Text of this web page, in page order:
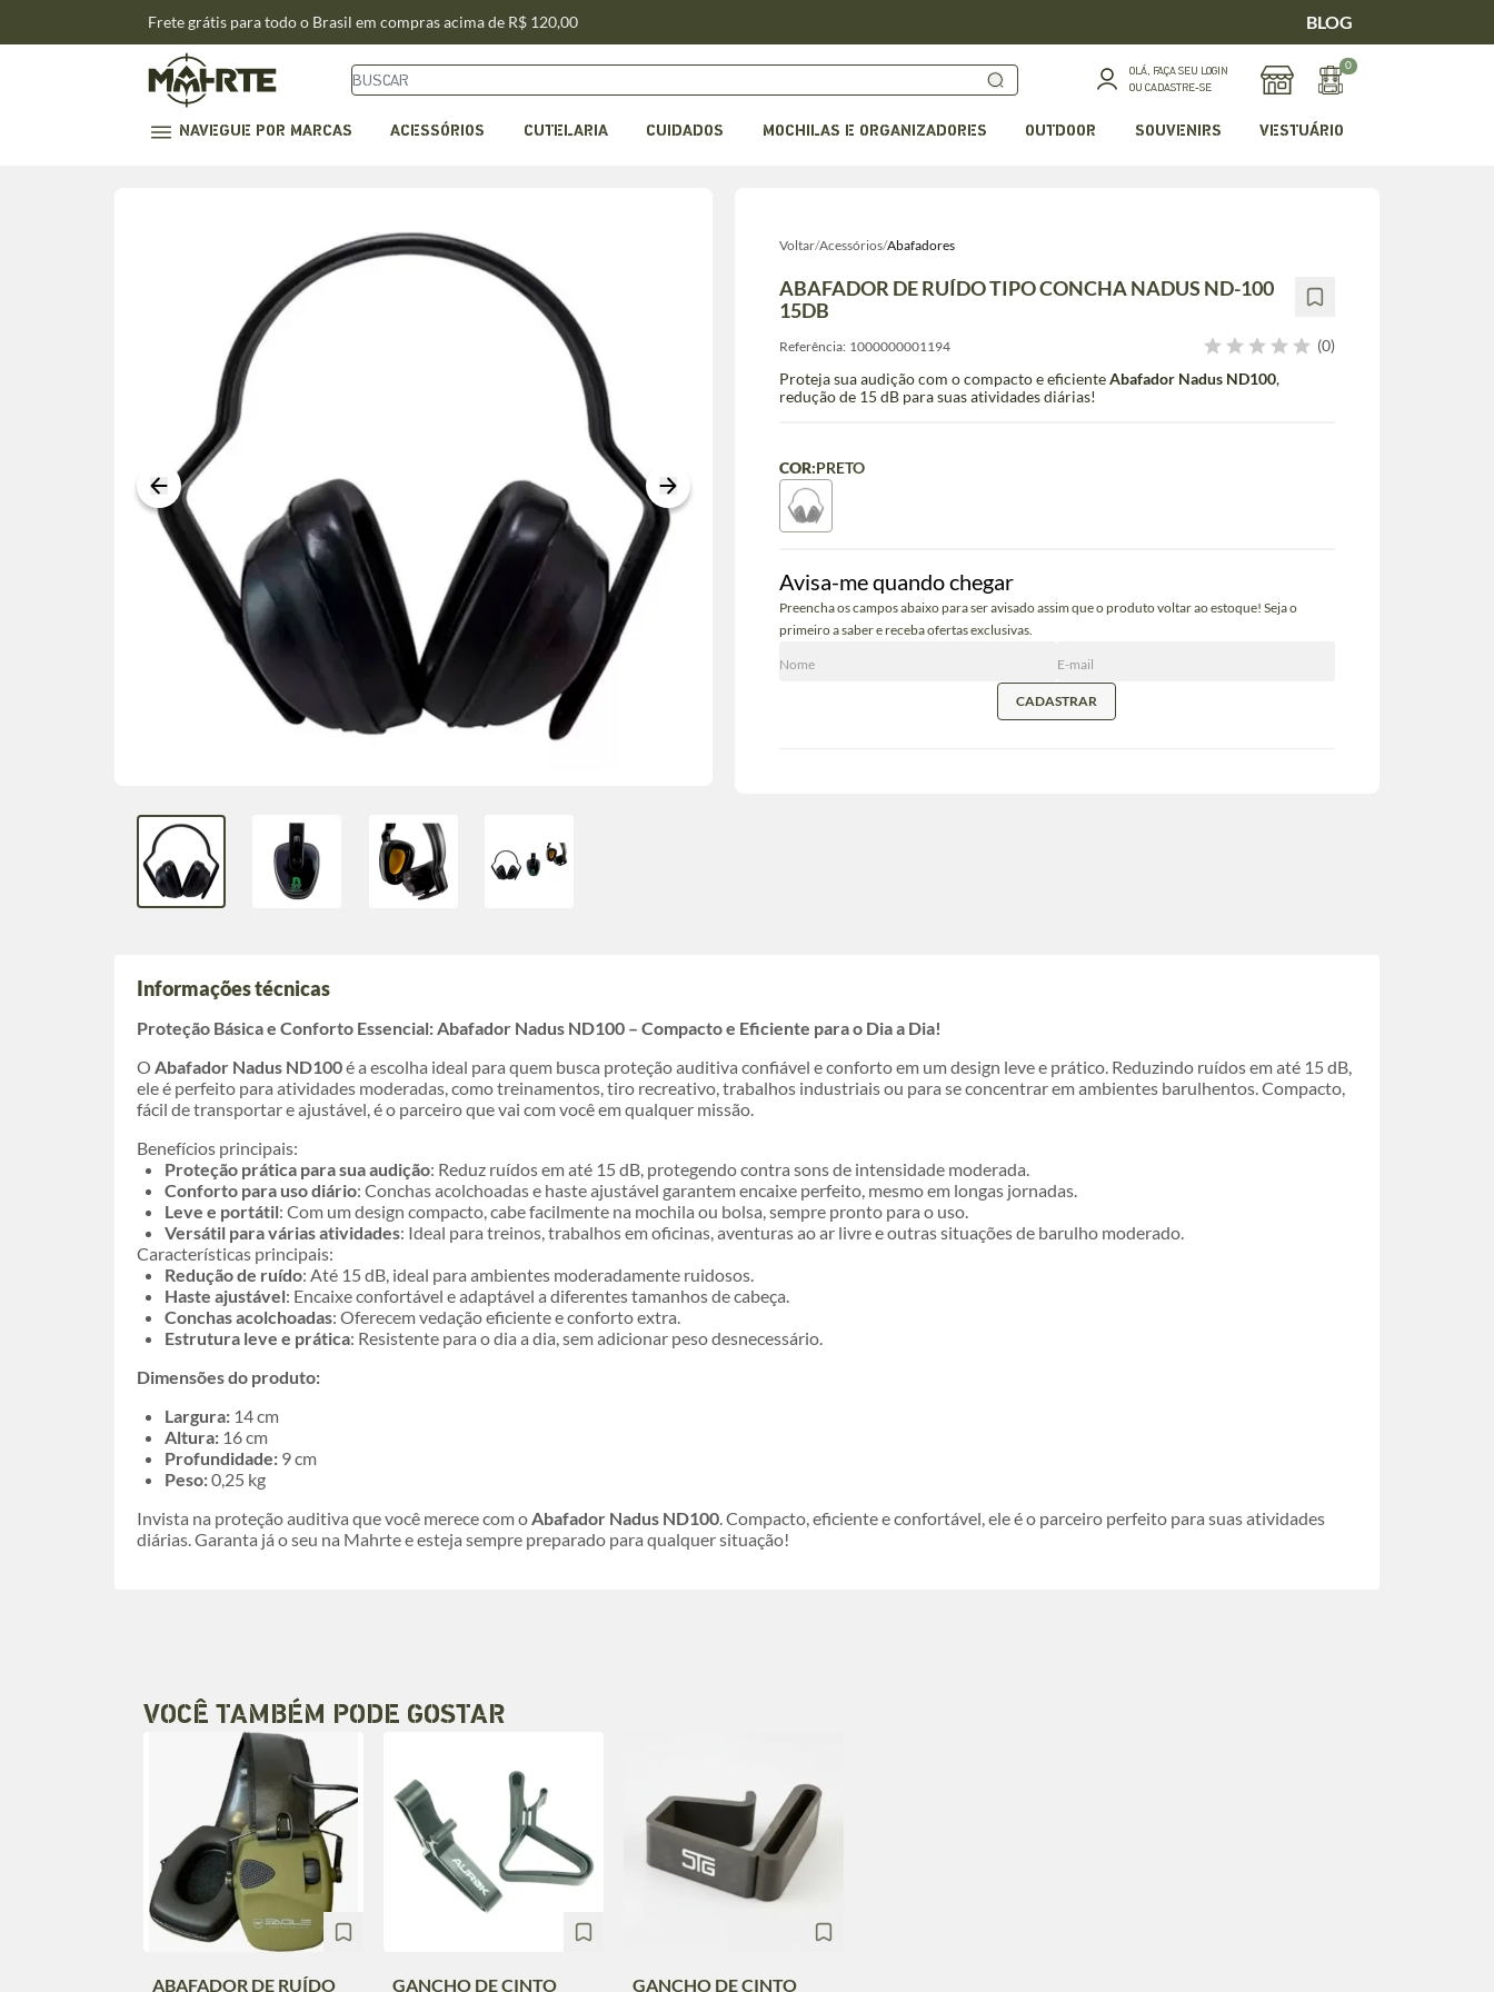
Frete grátis para todo o Brasil em compras acima de R$ 120,00 BLOG
OLÁ, FAÇA SEU LOGIN
OU CADASTRE-SE
0
NAVEGUE POR MARCAS ACESSÓRIOS CUTELARIA CUIDADOS MOCHILAS E ORGANIZADORES OUTDOOR SOUVENIRS VESTUÁRIO
Voltar/Acessórios/Abafadores
ABAFADOR DE RUÍDO TIPO CONCHA NADUS ND-100
15DB
Referência: 1000000001194
(0)
Proteja sua audição com o compacto e eficienteAbafador Nadus ND100,
redução de 15 dB para suas atividades diárias!
COR:PRETO
Avisa-me quando chegar
Preencha os campos abaixo para ser avisado assim que o produto voltar ao estoque! Seja o
primeiro a saber e receba ofertas exclusivas.
CADASTRAR
Informações técnicas
Proteção Básica e Conforto Essencial: Abafador Nadus ND100 – Compacto e Eficiente para o Dia a Dia!
O Abafador Nadus ND100é a escolha ideal para quem busca proteção auditiva confiável e conforto em um design leve e prático. Reduzindo ruídos em até 15 dB,
ele é perfeito para atividades moderadas, como treinamentos, tiro recreativo, trabalhos industriais ou para se concentrar em ambientes barulhentos. Compacto,
fácil de transportar e ajustável, é o parceiro que vai com você em qualquer missão.
Benefícios principais:
Proteção prática para sua audição: Reduz ruídos em até 15 dB, protegendo contra sons de intensidade moderada.
Conforto para uso diário: Conchas acolchoadas e haste ajustável garantem encaixe perfeito, mesmo em longas jornadas.
Leve e portátil: Com um design compacto, cabe facilmente na mochila ou bolsa, sempre pronto para o uso.
Versátil para várias atividades: Ideal para treinos, trabalhos em oficinas, aventuras ao ar livre e outras situações de barulho moderado.
Características principais:
Redução de ruído: Até 15 dB, ideal para ambientes moderadamente ruidosos.
Haste ajustável: Encaixe confortável e adaptável a diferentes tamanhos de cabeça.
Conchas acolchoadas: Oferecem vedação eficiente e conforto extra.
Estrutura leve e prática: Resistente para o dia a dia, sem adicionar peso desnecessário.
Dimensões do produto:
Largura: 14 cm
Altura: 16 cm
Profundidade: 9 cm
Peso:0,25 kg
Invista na proteção auditiva que você merece com oAbafador Nadus ND100. Compacto, eficiente e confortável, ele é o parceiro perfeito para suas atividades
diárias. Garanta já o seu na Mahrte e esteja sempre preparado para qualquer situação!
VOCÊ TAMBÉM PODE GOSTAR
ABAFADOR DE RUÍDO GANCHO DE CINTO GANCHO DE CINTO